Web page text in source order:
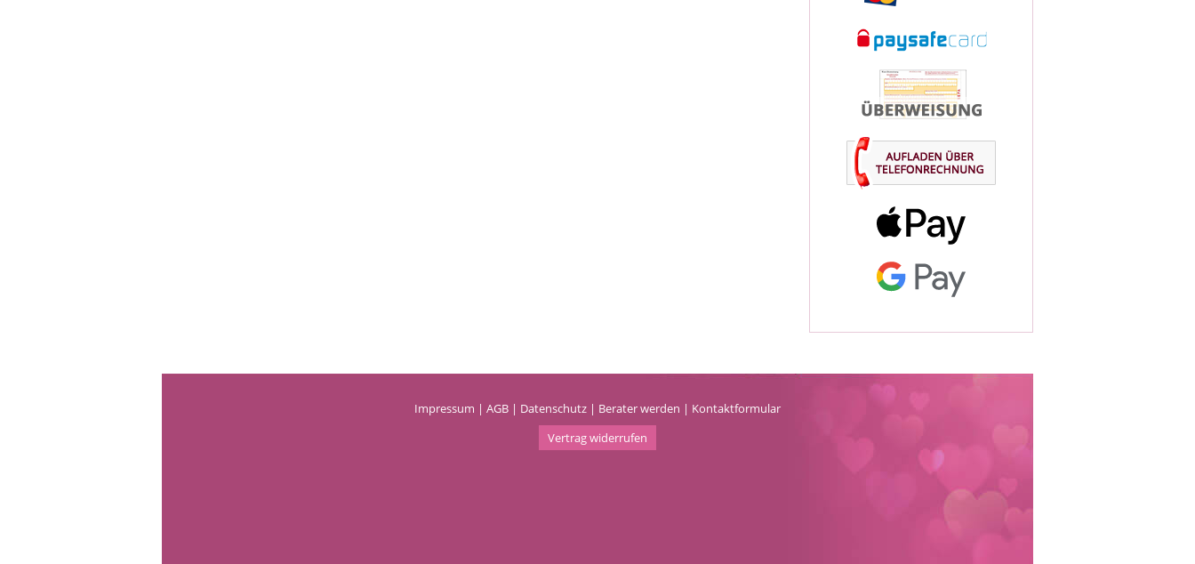
Impressum | AGB | Datenschutz | Berater werden | Kontaktformular
Vertrag widerrufen